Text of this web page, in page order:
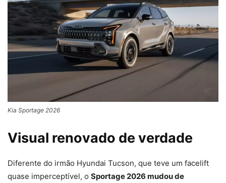
Kia Sportage 2026
Visual renovado de verdade
Diferente do irmão Hyundai Tucson, que teve um facelift
quase imperceptível, o Sportage 2026 mudou de